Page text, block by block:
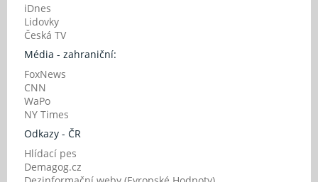
iDnes
Lidovky
Česká TV
Média - zahraniční:
FoxNews
CNN
WaPo
NY Times
Odkazy - ČR
Hlídací pes
Demagog.cz